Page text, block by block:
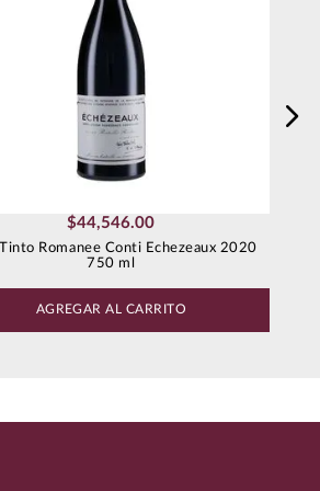
$44,546.00
Romanee Conti Echezeaux 2020
750 ml
AGREGAR AL CARRITO